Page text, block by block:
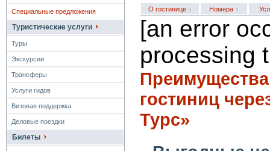
Специальные предложения
Туристические услуги
Туры
Экскурсии
Трансферы
Услуги гидов
Визовая поддержка
Деловые поездки
Билеты
О гостинице Номера
[an error
processing
гостиниц
Турс»